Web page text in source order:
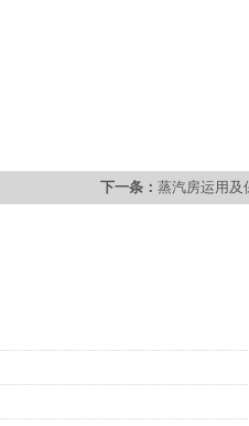
下一条： 蒸汽房运用及